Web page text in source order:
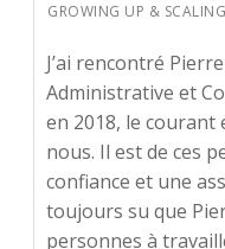
GROWING UP &
J’ai rencontré
Administrative et
en 2018, le
nous. Il est de ces
confiance et une
toujours su que
personnes à